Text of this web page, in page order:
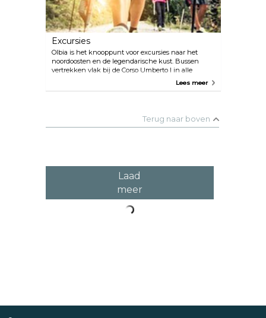
Excursies
Olbia is het knooppunt voor excursies naar het
noordoosten en de legendarische kust. Bussen
vertrekken vlak bij de Corso Umberto I in alle
richtingen, allemaal gemakkelijk te bereiken voor
slechts een paar euro. Het stadsstrand is het Lido de
uitzichten over het eiland Tavolara.
Lees meer
Terug naar boven
Laad
meer